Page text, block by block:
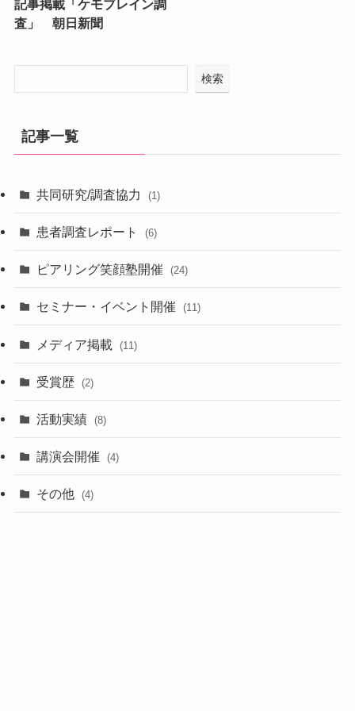
記事掲載「ケモブレイン調
査」 朝日新聞
検索
記事一覧
共同研究/調査協力 (1)
患者調査レポート (6)
ピアリング笑顔塾開催 (24)
セミナー・イベント開催 (11)
メディア掲載 (11)
受賞歴 (2)
活動実績 (8)
講演会開催 (4)
その他 (4)